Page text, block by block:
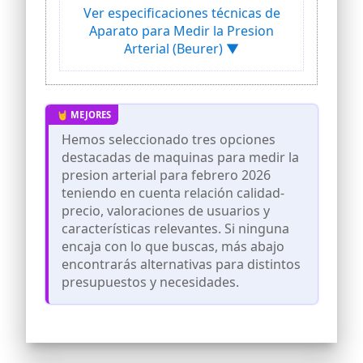
para el control diario de tus valores de
presión arterial
RESULTADOS DE MEDICIÓN PRECISOS: El
control de ajuste del manguito
integrado verifica el ajuste óptimo del
manguito durante la medición: el
visualmente los valores medidos para
una fácil interpretación
CONEXIÓN A LA RED OPCIONAL: El BM 25
se puede utilizar con pilas o con un cable
USB-C y siempre estará listo para
realizar mediciones frecuentes, sin
preocuparse de que se agoten las pilas
RITMO CARDÍACO IRREGULAR: la
detección de arritmias del tensiómetro
registra irregularidades en el pulso y
advierte de posibles alteraciones del
ritmo cardíaco
DIARIO DIGITAL DE PRESIÓN ARTERIAL:
and Save" en la aplicación gratuita
Ver especificaciones técnicas de
Aparato para Medir la Presion
Arterial (Beurer) ▼
Hemos seleccionado tres opciones
destacadas de maquinas para medir la
presion arterial para febrero 2026
teniendo en cuenta relación calidad-
precio, valoraciones de usuarios y
características relevantes. Si ninguna
encaja con lo que buscas, más abajo
encontrarás alternativas para distintos
presupuestos y necesidades.